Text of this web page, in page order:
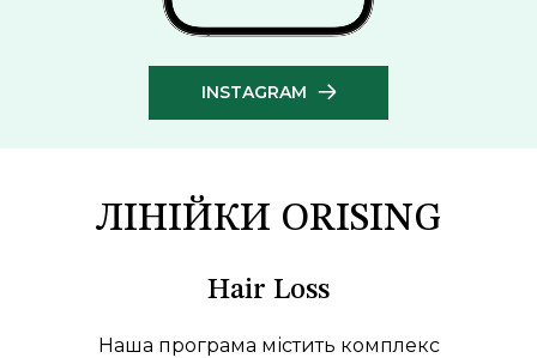
INSTAGRAM
ЛІНІЙКИ ORISING
Hair Loss
Наша програма містить комплекс